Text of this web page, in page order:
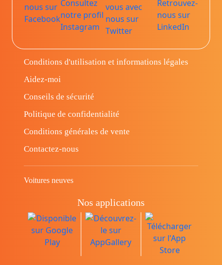
Conditions d'utilisation et informations légales
Aidez-moi
Conseils de sécurité
Politique de confidentialité
Conditions générales de vente
Contactez-nous
Voitures neuves
Nos applications